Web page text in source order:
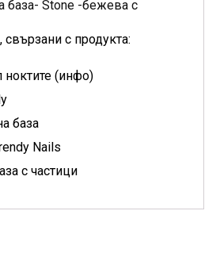
база- Stone -бежева с
с продукта:
ноктите (инфо)
база
Nails
с частици